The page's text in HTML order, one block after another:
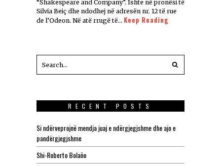
“Shakespeare and Company”. Ishte në pronësi të
Silvia Beiç dhe ndodhej në adresën nr. 12 të rue
de l’Odeon. Në atë rrugë të… Keep Reading
RECENT POSTS
Si ndërveprojnë mendja juaj e ndërgjegjshme dhe ajo e
pandërgjegjshme
Shi-Roberto Bolaño